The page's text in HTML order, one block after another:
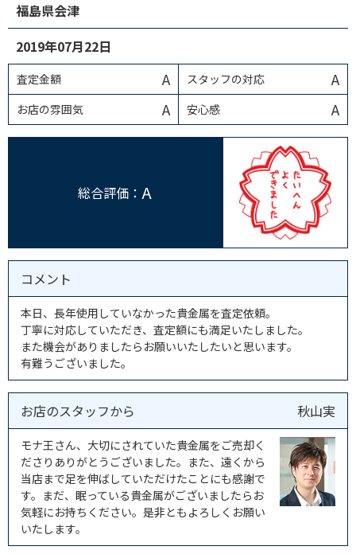
福島県会津
2019年07月22日
査定金額 A スタッフの対応 A
お店の雰囲気 A 安心感 A
総合評価： A
コメント
本日、長年使用していなかった貴金属を査定依頼。
丁寧に対応していただき、査定額にも満足いたしました。
また機会がありましたらお願いいたしたいと思います。
有難うございました。
お店のスタッフから 秋山実
モナ王さん、大切にされていた貴金属をご売却く
ださりありがとうございました。また、遠くから
当店まで足を伸ばしていただけたことにも感謝で
す。まだ、眠っている貴金属がございましたらお
気軽にお持ちください。是非ともよろしくお願い
いたします。